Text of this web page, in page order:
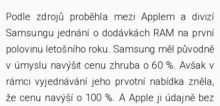
Podle zdrojů proběhla mezi Applem a divizí
Samsungu jednání o dodávkách RAM na první
polovinu letošního roku. Samsung měl původně
v úmyslu navýšit cenu zhruba o 60 %. Avšak v
rámci vyjednávání jeho prvotní nabídka zněla,
že cenu navýší o 100 %. A Apple ji údajně bez